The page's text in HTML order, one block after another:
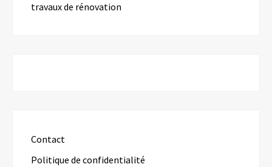
travaux de rénovation
Contact
Politique de confidentialité